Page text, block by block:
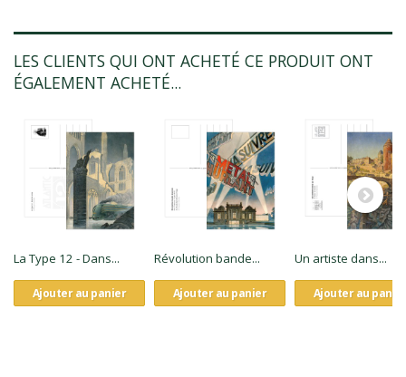
LES CLIENTS QUI ONT ACHETÉ CE PRODUIT ONT
ÉGALEMENT ACHETÉ...
La Type 12 - Dans...
Ajouter au panier
Révolution bande...
Ajouter au panier
Un artiste dans...
Ajouter au